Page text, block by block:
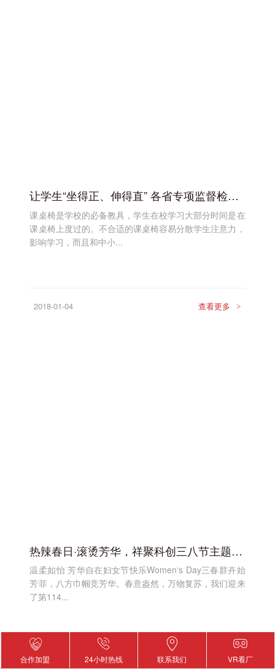
让学生“坐得正、伸得直” 各省专项监督检查学校课桌椅
课桌椅是学校的必备教具，学生在校学习大部分时间是在
课桌椅上度过的。不合适的课桌椅容易分散学生注意力，
影响学习，而且和中小...
2018-01-04 查看更多 >
热辣春日·滚烫芳华，祥聚科创三八节主题活动
温柔如怡 芳华自在妇女节快乐Women‘s Day三春群卉始
芳菲，八方巾帼竞芳华。春意盎然，万物复苏，我们迎来
了第114...
2024-03-08 查看更多 >
合作加盟 24小时热线 联系我们 VR看厂